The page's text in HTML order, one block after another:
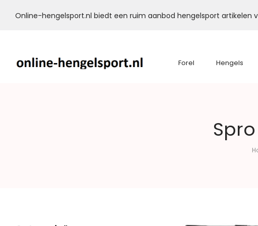
Online-hengelsport.nl biedt een ruim aanbod hengelsport artikelen
Forel Hengels